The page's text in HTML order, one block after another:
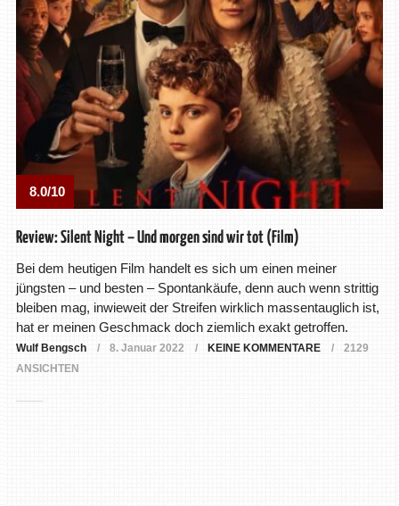
8.0/10
Review: Silent Night – Und morgen sind wir tot (Film)
Bei dem heutigen Film handelt es sich um einen meiner
jüngsten – und besten – Spontankäufe, denn auch wenn strittig
bleiben mag, inwieweit der Streifen wirklich massentauglich ist,
hat er meinen Geschmack doch ziemlich exakt getroffen.
Wulf Bengsch 8. Januar 2022 KEINE KOMMENTARE
2129
ANSICHTEN